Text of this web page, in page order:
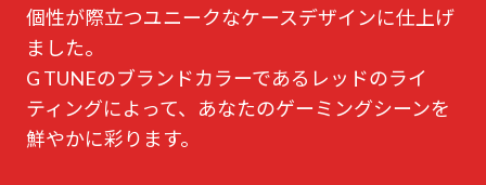
個性が際立つユニークなケースデザインに仕上げ
ました。
G TUNEのブランドカラーであるレッドのライ
ティングによって、あなたのゲーミングシーンを
鮮やかに彩ります。